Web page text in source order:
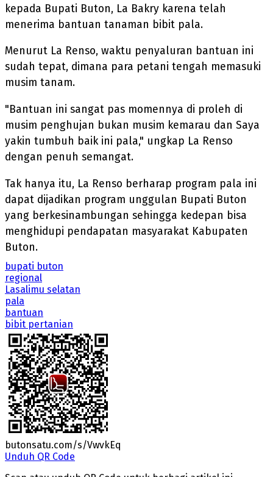
kepada Bupati Buton, La Bakry karena telah
menerima bantuan tanaman bibit pala.
Menurut La Renso, waktu penyaluran bantuan ini
sudah tepat, dimana para petani tengah memasuki
musim tanam.
"Bantuan ini sangat pas momennya di proleh di
musim penghujan bukan musim kemarau dan Saya
yakin tumbuh baik ini pala," ungkap La Renso
dengan penuh semangat.
Tak hanya itu, La Renso berharap program pala ini
dapat dijadikan program unggulan Bupati Buton
yang berkesinambungan sehingga kedepan bisa
menghidupi pendapatan masyarakat Kabupaten
Buton.
bupati buton
regional
Lasalimu selatan
pala
bantuan
bibit pertanian
butonsatu.com/s/VwvkEq
Unduh QR Code